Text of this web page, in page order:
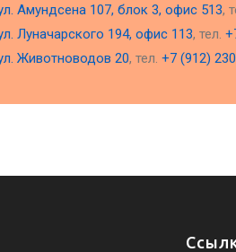
Амундсена 107, блок 3, офис 513,
Луначарского 194, офис 113, тел.
Животноводов 20, тел. +7 (912)